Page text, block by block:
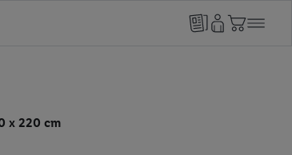
x 220 cm